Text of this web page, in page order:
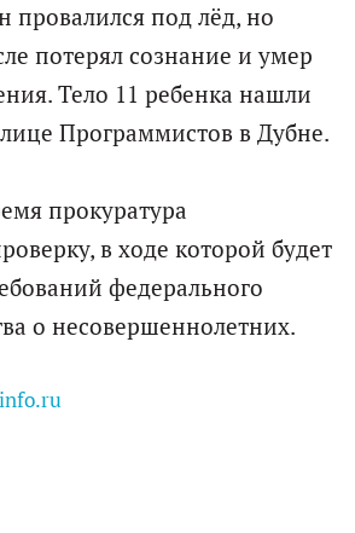
провалился под лёд, но
потерял сознание и умер
Тело 11 ребенка нашли
Программистов в Дубне.
прокуратура
в ходе которой будет
федерального
о несовершеннолетних.